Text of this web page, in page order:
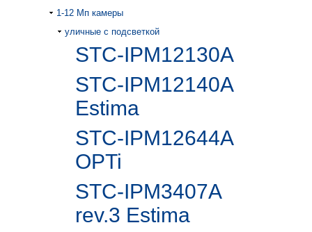
1-12 Mп камеры
уличные с подсветкой
STC-IPM12130A
STC-IPM12140A
Estima
STC-IPM12644A
OPTi
STC-IPM3407A
rev.3 Estima